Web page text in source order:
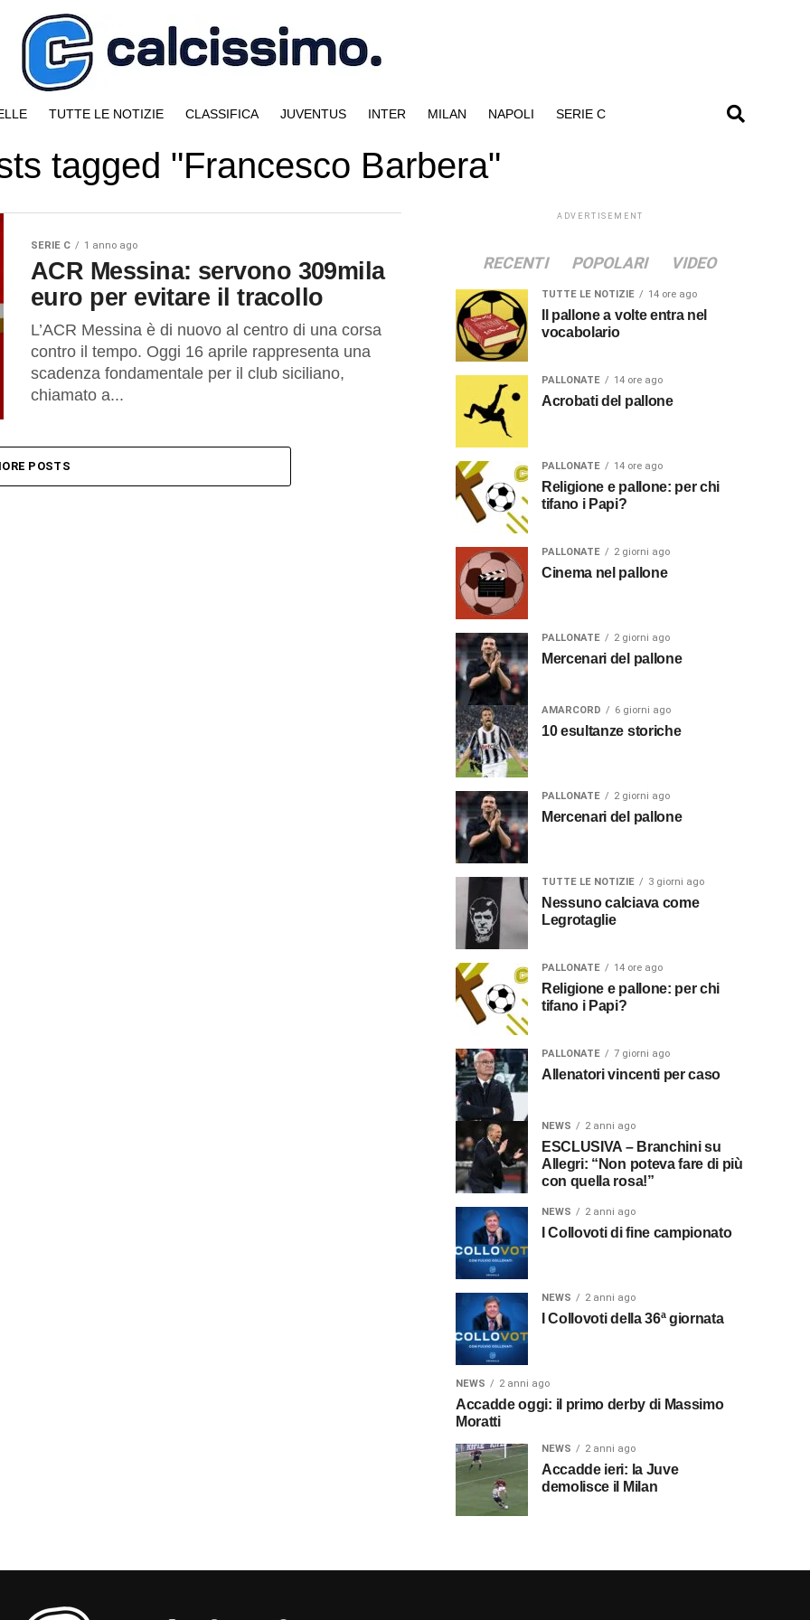
TUTTE LE NOTIZIE CLASSIFICA JUVENTUS INTER MILAN NAPOLI SERIE C
tagged "Francesco Barbera"
SERIE C 1 anno ago
ACR Messina: servono 309mila
euro per evitare il tracollo
L’ACR Messina è di nuovo al centro di una corsa
contro il tempo. Oggi 16 aprile rappresenta una
scadenza fondamentale per il club siciliano,
chiamato a...
POSTS
ADVERTISEMENT
RECENTI POPOLARI VIDEO
TUTTE LE NOTIZIE 14 ore ago
Il pallone a volte entra nel
vocabolario
PALLONATE 14 ore ago
Acrobati del pallone
PALLONATE 14 ore ago
Religione e pallone: per chi
tifano i Papi?
PALLONATE 2 giorni ago
Cinema nel pallone
PALLONATE 2 giorni ago
Mercenari del pallone
AMARCORD 6 giorni ago
10 esultanze storiche
PALLONATE 2 giorni ago
Mercenari del pallone
TUTTE LE NOTIZIE 3 giorni ago
Nessuno calciava come
Legrotaglie
PALLONATE 14 ore ago
Religione e pallone: per chi
tifano i Papi?
PALLONATE 7 giorni ago
Allenatori vincenti per caso
NEWS 2 anni ago
ESCLUSIVA – Branchini su
Allegri: “Non poteva fare di più
con quella rosa!”
NEWS 2 anni ago
I Collovoti di fine campionato
NEWS 2 anni ago
I Collovoti della 36ª giornata
NEWS 2 anni ago
Accadde oggi: il primo derby di Massimo
Moratti
NEWS 2 anni ago
Accadde ieri: la Juve
demolisce il Milan